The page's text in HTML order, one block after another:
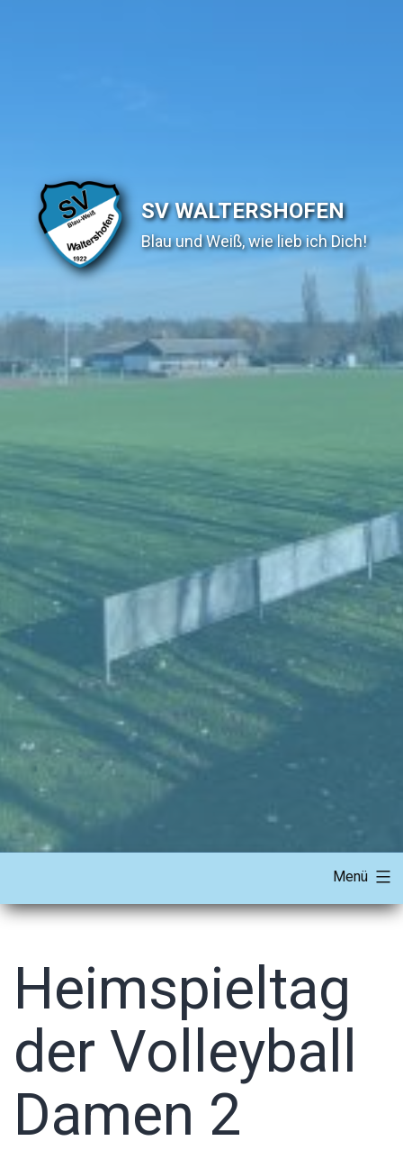
SV WALTERSHOFEN
Blau und Weiß, wie lieb ich Dich!
Menü
Heimspieltag
der Volleyball
Damen 2